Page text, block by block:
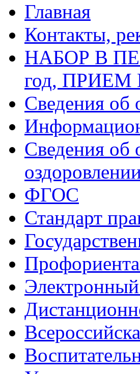
Главная
Контакты,
НАБОР В
год,
Сведения об
Сведения об
ФГОС
Стандарт